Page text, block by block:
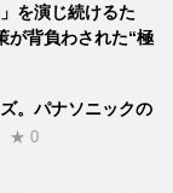
を演じ続けるた
が背負わされた“極
。パナソニックの
★ 0